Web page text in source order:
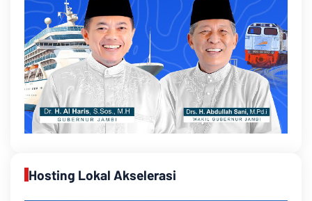
Hosting Lokal Akselerasi